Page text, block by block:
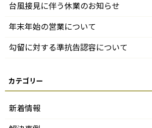
台風接見に伴う休業のお知らせ
年末年始の営業について
勾留に対する準抗告認容について
新着情報